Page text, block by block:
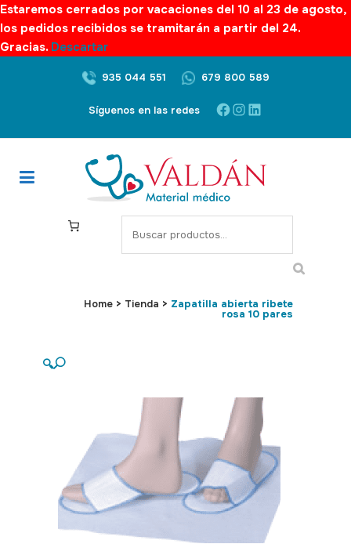
Estaremos cerrados por vacaciones del 10 al 23 de agosto,
los pedidos recibidos se tramitarán a partir del 24.
Gracias. Descartar
935 044 551 679 800 589
Síguenos en las redes Facebook
Instagram
LinkedIn
S
e
c
Home > Tienda > Zapatilla abierta ribete
rosa 10 pares
🔍